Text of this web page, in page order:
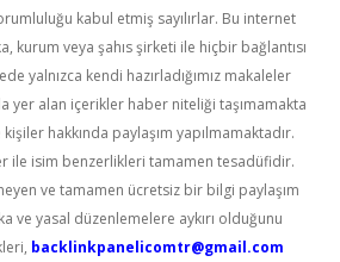
kabul etmiş sayılırlar. Bu internet
kurum veya şahıs şirketi ile hiçbir bağlantısı
yalnızca kendi hazırladığımız makaleler
yer alan içerikler haber niteliği taşımamakta
hakkında paylaşım yapılmamaktadır.
ile isim benzerlikleri tamamen tesadüfidir.
ve tamamen ücretsiz bir bilgi paylaşım
ve yasal düzenlemelere aykırı olduğunu
backlinkpanelicomtr@gmail.com